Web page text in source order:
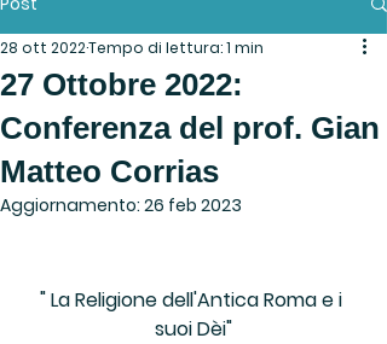
27 Ottobre 2022:
Conferenza del prof. Gian
Matteo Corrias
28 ott 2022Tempo di lettura: 1 min
Aggiornamento: 26 feb 2023
" La Religione dell'Antica Roma e i
suoi Dèi"